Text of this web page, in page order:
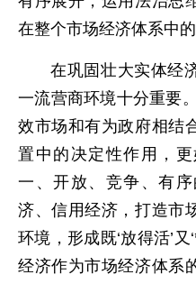
在整个市场经济体系中
在巩固壮大实体经
一流营商环境十分重要
效市场和有为政府相结
置中的决定性作用，
一、开放、竞争、有
济、信用经济，打造市
环境，形成既‘放得活’
经济作为市场经济体系